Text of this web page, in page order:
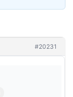
#20231